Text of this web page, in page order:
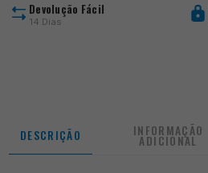
Devolução Fácil
14 Dias
DESCRIÇÃO INFORMAÇÃO
ADICIONAL